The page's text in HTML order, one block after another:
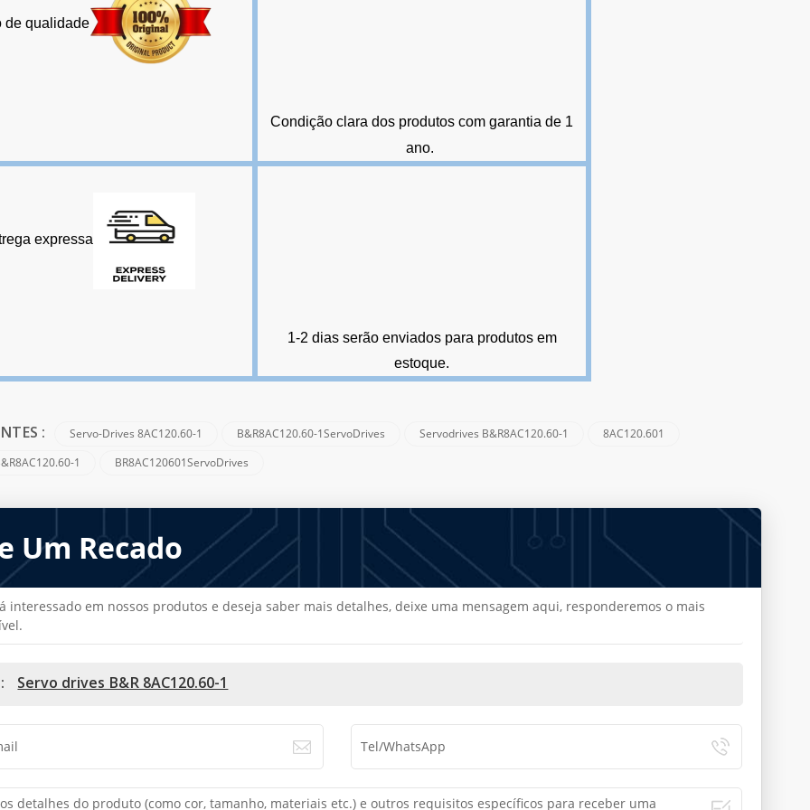
de qualidade
Condição clara dos produtos com garantia de 1
ano.
expressa
1-2 dias serão enviados para produtos em
estoque.
: Servo-Drives 8AC120.60-1 B&R8AC120.60-1ServoDrives Servodrives B&R8AC120.60-1
8AC120.601
1
BR8AC120601ServoDrives
Um Recado
interessado em nossos produtos e deseja saber mais detalhes, deixe uma mensagem aqui, responderemos o mais
Servo drives B&R 8AC120.60-1